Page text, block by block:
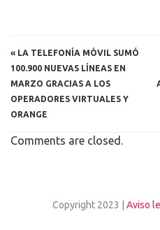
« LA TELEFONÍA MÓVIL SUMÓ
100.900 NUEVAS LÍNEAS EN
MARZO GRACIAS A LOS
OPERADORES VIRTUALES Y
ORANGE
Comments are closed.
Copyright 2023 | Aviso